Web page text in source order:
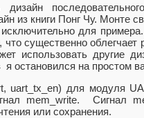
дизайн
из книги Понг Чу. Монте
исключительно для
существенно
использовать другие
остановился на простом
uart_tx_en) для модуля
mem_write. Сигнал
или сохранения.